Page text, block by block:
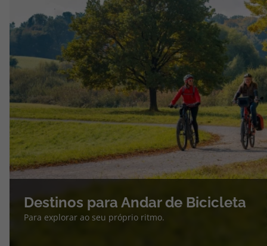
Destinos para Andar de Bicicleta
Para explorar ao seu próprio ritmo.